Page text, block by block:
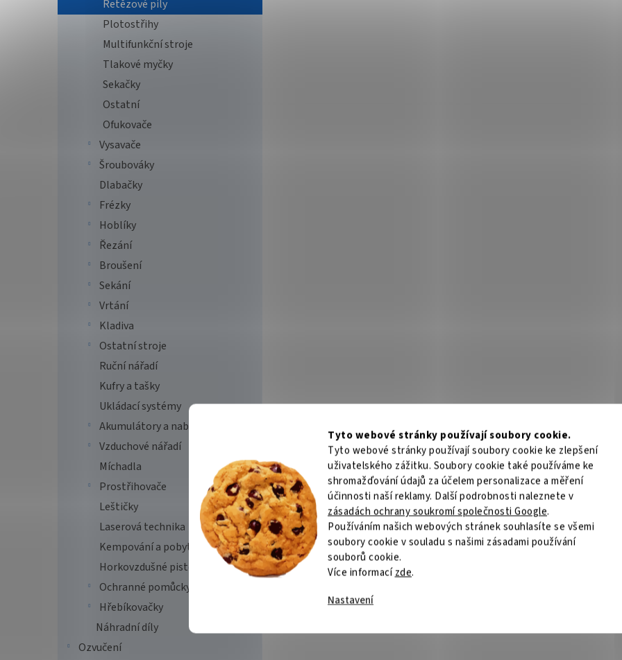
Tyto webové stránky používají soubory cookie.
Tyto webové stránky používají soubory cookie ke zlepšení
uživatelského zážitku. Soubory cookie také používáme ke
shromažďování údajů za účelem personalizace a měření
účinnosti naší reklamy. Další podrobnosti naleznete v
zásadách ochrany soukromí společnosti Google.
Používáním našich webových stránek souhlasíte se všemi
soubory cookie v souladu s našimi zásadami používání
souborů cookie.
Více informacízde.
Nastavení
Řetězové pily
Plotostřihy
Multifunkční stroje
Tlakové myčky
Sekačky
Ostatní
Ofukovače
Vysavače
Šroubováky
Dlabačky
Frézky
Hoblíky
Řezání
Broušení
Sekání
Vrtání
Kladiva
Ostatní stroje
Ruční nářadí
Kufry a tašky
Ukládací systémy
Akumulátory a nabíječky
Vzduchové nářadí
Míchadla
Prostřihovače
Leštičky
Laserová technika
Kempování a pobyt v přírodě
Horkovzdušné pistole
Ochranné pomůcky
Hřebíkovačky
Náhradní díly
Ozvučení